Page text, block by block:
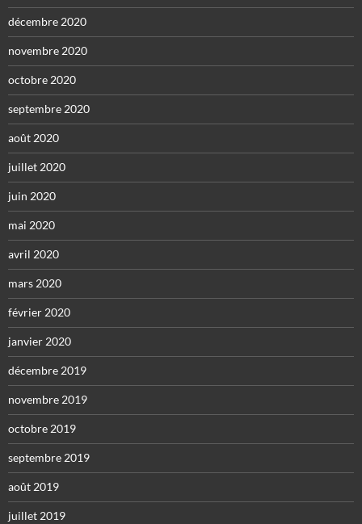
décembre 2020
novembre 2020
octobre 2020
septembre 2020
août 2020
juillet 2020
juin 2020
mai 2020
avril 2020
mars 2020
février 2020
janvier 2020
décembre 2019
novembre 2019
octobre 2019
septembre 2019
août 2019
juillet 2019